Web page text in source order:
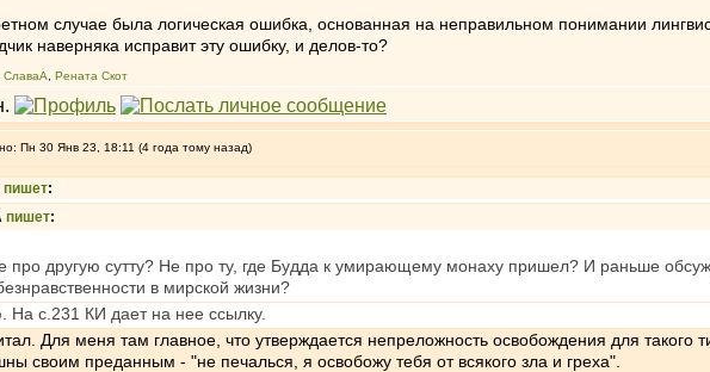
случае была логическая ошибка, основанная на неправильном понимании
наверняка исправит эту ошибку, и делов-то?
СлаваА Рената Скот
Пн 30 Янв 23, 18:11 (4 года тому назад)
пишет:
пишет:
про другую сутту? Не про ту, где Будда к умирающему монаху пришел? И раньше
в мирской жизни?
На с.231 КИ дает на нее ссылку.
Для меня там главное, что утверждается непреложность освобождения для
своим преданным - "не печалься, я освобожу тебя от всякого зла и греха".